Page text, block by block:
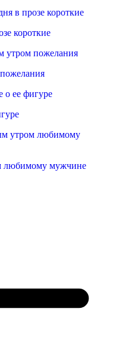
короткие
любимому мужчине